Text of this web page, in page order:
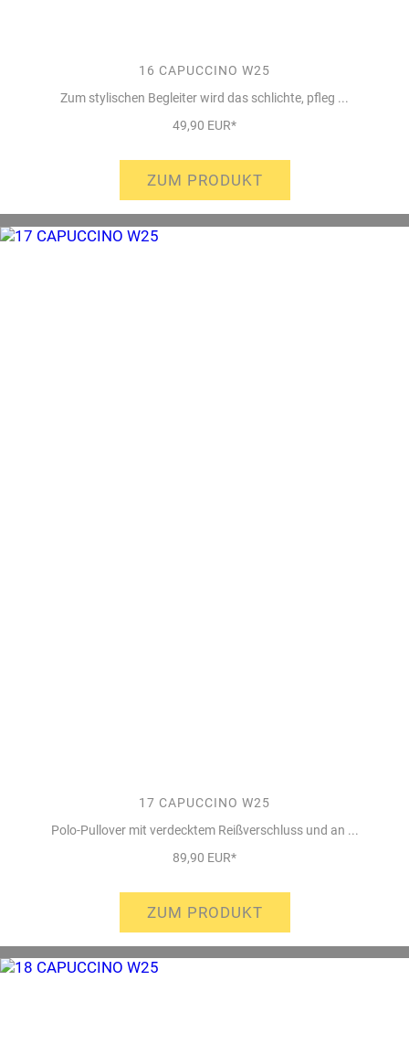
16 CAPUCCINO W25
Zum stylischen Begleiter wird das schlichte, pfleg ...
49,90 EUR*
ZUM PRODUKT
17 CAPUCCINO W25
Polo-Pullover mit verdecktem Reißverschluss und an ...
89,90 EUR*
ZUM PRODUKT